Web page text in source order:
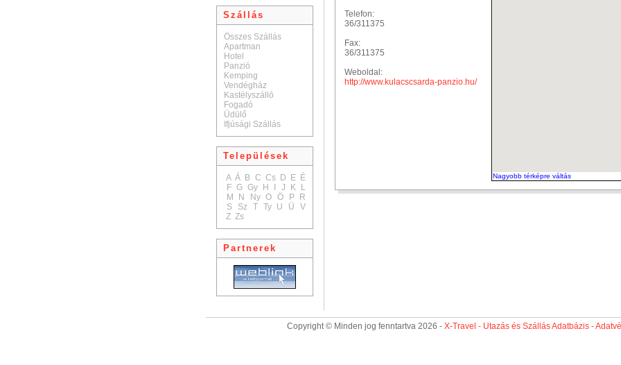
Szállás
Összes Szállás
Apartman
Hotel
Panzió
Kemping
Vendégház
Kastélyszálló
Fogadó
Üdülő
Ifjúsági Szállás
Települések
A Á B C Cs D E É
F G Gy H J K
L
M
N Ny O Ö P
R
S
Sz T Ty U Ü
V
Z Zs
Partnerek
Telefon:
36/311375
Fax:
36/311375
Weboldal:
http://www.kulacscsarda-panzio.hu/
Nagyobb térképre váltás
Copyright © Minden jog fenntartva 2026 - X-Travel - Utazás és Szállás Adatbázis-